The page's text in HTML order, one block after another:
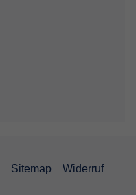
Sitemap Widerruf